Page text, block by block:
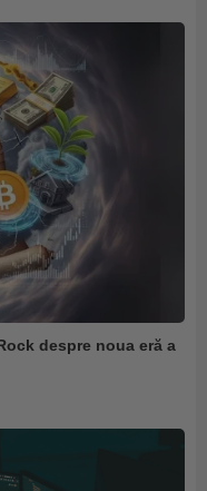
despre noua eră a